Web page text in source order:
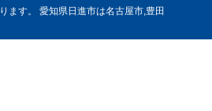
ます。 愛知県日進市は名古屋市,豊田